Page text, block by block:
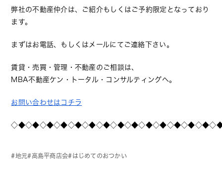
弊社の不動産仲介は、ご紹介もしくはご予約限定となっており
ます。
まずはお電話、もしくはメールにてご連絡下さい。
賃貸・売買・管理・不動産のご相談は、
MBA不動産ケン・トータル・コンサルティングへ。
お問い合わせはコチラ
地元 高島平商店会 はじめてのおつかい